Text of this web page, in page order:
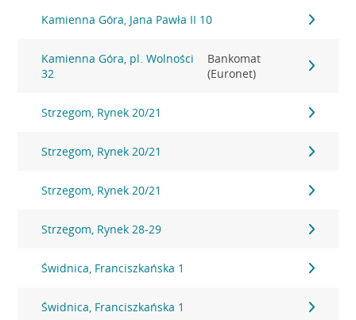
Kamienna Góra, Jana Pawła II 10
Kamienna Góra, pl. Wolności
32
Bankomat
(Euronet)
Strzegom, Rynek 20/21
Strzegom, Rynek 20/21
Strzegom, Rynek 20/21
Strzegom, Rynek 28-29
Świdnica, Franciszkańska 1
Świdnica, Franciszkańska 1